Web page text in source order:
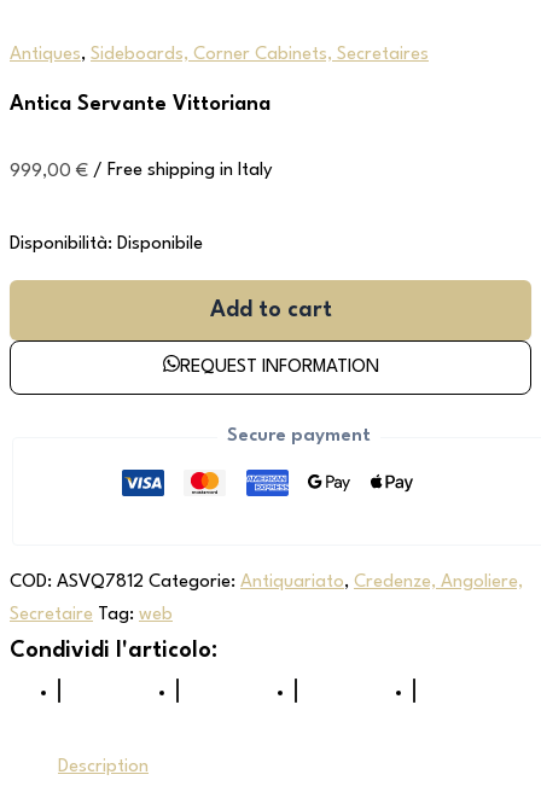
Antiques, Sideboards, Corner Cabinets, Secretaires
Antica Servante Vittoriana
999,00 € / Free shipping in Italy
Disponibilità: Disponibile
Add to cart
REQUEST INFORMATION
Secure payment
COD: ASVQ7812 Categorie: Antiquariato, Credenze, Angoliere,
Secretaire Tag: web
Description